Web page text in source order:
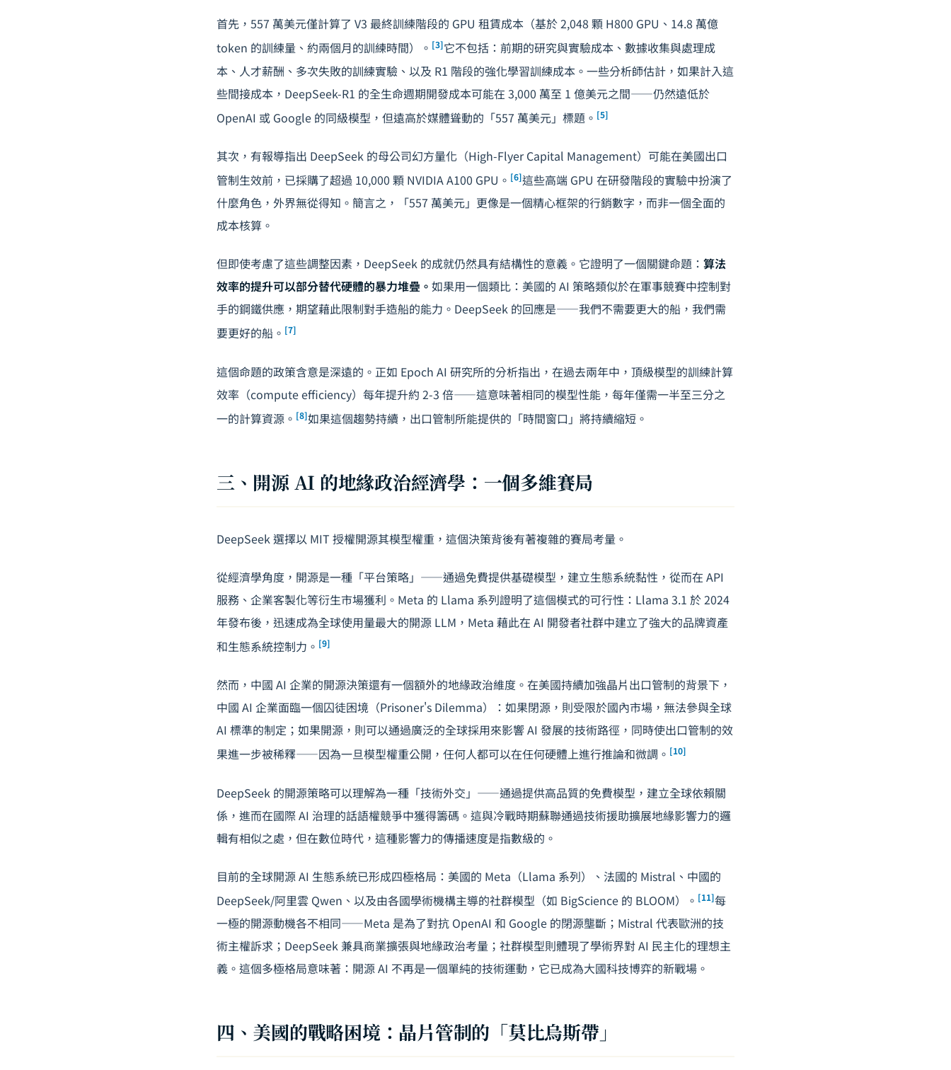
首先，557 萬美元僅計算了 V3 最終訓練階段的 GPU 租賃成本（基於 2,048 顆 H800 GPU、14.8 萬億
token 的訓練量、約兩個月的訓練時間）。 [3]它不包括：前期的研究與實驗成本、數據收集與處理成
本、人才薪酬、多次失敗的訓練實驗、以及 R1 階段的強化學習訓練成本。一些分析師估計，如果計入這
些間接成本，DeepSeek-R1 的全生命週期開發成本可能在 3,000 萬至 1 億美元之間——仍然遠低於
OpenAI 或 Google 的同級模型，但遠高於媒體聳動的「557 萬美元」標題。 [5]
其次，有報導指出 DeepSeek 的母公司幻方量化（High-Flyer Capital Management）可能在美國出口
管制生效前，已採購了超過 10,000 顆 NVIDIA A100 GPU。 [6]這些高端 GPU 在研發階段的實驗中扮演了
什麼角色，外界無從得知。簡言之，「557 萬美元」更像是一個精心框架的行銷數字，而非一個全面的
成本核算。
但即使考慮了這些調整因素，DeepSeek 的成就仍然具有結構性的意義。它證明了一個關鍵命題： 算法
效率的提升可以部分替代硬體的暴力堆疊。 如果用一個類比：美國的 AI 策略類似於在軍事競賽中控制對
手的鋼鐵供應，期望藉此限制對手造船的能力。DeepSeek 的回應是——我們不需要更大的船，我們需
要更好的船。 [7]
這個命題的政策含意是深遠的。正如 Epoch AI 研究所的分析指出，在過去兩年中，頂級模型的訓練計算
效率（compute efficiency）每年提升約 2-3 倍——這意味著相同的模型性能，每年僅需一半至三分之
一的計算資源。 [8]如果這個趨勢持續，出口管制所能提供的「時間窗口」將持續縮短。
三、開源 AI 的地緣政治經濟學：一個多維賽局
DeepSeek 選擇以 MIT 授權開源其模型權重，這個決策背後有著複雜的賽局考量 。
從經濟學角度，開源是一種「平台策略」——通過免費提供基礎模型，建立生態系統黏性，從而在 API
服務、企業客製化等衍生市場獲利。Meta 的 Llama 系列證明了這個模式的可行性：Llama 3.1 於 2024
年發布後，迅速成為全球使用量最大的開源 LLM，Meta 藉此在 AI 開發者社群中建立了強大的品牌資產
和生態系統控制力。 [9]
然而，中國 AI 企業的開源決策還有一個額外的地緣政治維度。在美國持續加強晶片出口管制的背景下，
中國 AI 企業面臨一個囚徒困境（Prisoner's Dilemma）：如果閉源，則受限於國內市場，無法參與全球
AI 標準的制定；如果開源，則可以通過廣泛的全球採用來影響 AI 發展的技術路徑，同時使出口管制的效
果進一步被稀釋——因為一旦模型權重公開，任何人都可以在任何硬體上進行推論和微調。 [10]
DeepSeek 的開源策略可以理解為一種「技術外交」——通過提供高品質的免費模型，建立全球依賴關
係，進而在國際 AI 治理的話語權競爭中獲得籌碼。這與冷戰時期蘇聯通過技術援助擴展地緣影響力的邏
輯有相似之處，但在數位時代，這種影響力的傳播速度是指數級的。
目前的全球開源 AI 生態系統已形成四極格局：美國的 Meta（Llama 系列）、法國的 Mistral、中國的
DeepSeek/阿里雲 Qwen、以及由各國學術機構主導的社群模型（如 BigScience 的 BLOOM）。 [11]每
一極的開源動機各不相同——Meta 是為了對抗 OpenAI 和 Google 的閉源壟斷；Mistral 代表歐洲的技
術主權訴求；DeepSeek 兼具商業擴張與地緣政治考量；社群模型則體現了學術界對 AI 民主化的理想主
義。這個多極格局意味著：開源 AI 不再是一個單純的技術運動，它已成為大國科技博弈的新戰場。
四、美國的戰略困境：晶片管制的「莫比烏斯帶」